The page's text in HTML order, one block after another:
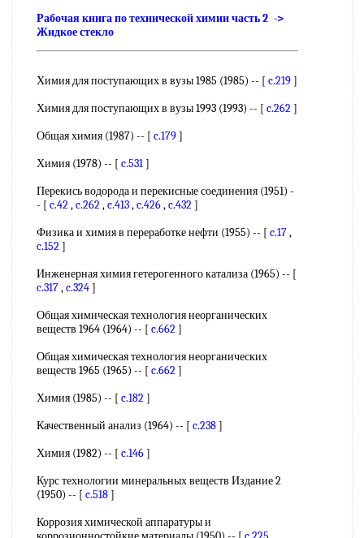
Рабочая книга по технической химии часть 2 ->
Жидкое стекло
Химия для поступающих в вузы 1985 (1985) -- [ c.219]
Химия для поступающих в вузы 1993 (1993) -- [ c.262]
Общая химия (1987) -- [ c.179]
Химия (1978) -- [ c.531]
Перекись водорода и перекисные соединения (1951) -
- [ c.42,c.262,c.413,c.426,c.432]
Физика и химия в переработке нефти (1955) -- [ c.17,
c.152]
Инженерная химия гетерогенного катализа (1965) -- [
c.317,c.324]
Общая химическая технология неорганических
веществ 1964 (1964) -- [ c.662]
Общая химическая технология неорганических
веществ 1965 (1965) -- [ c.662]
Химия (1985) -- [ c.182]
Качественный анализ (1964) -- [ c.238]
Химия (1982) -- [ c.146]
Курс технологии минеральных веществ Издание 2
(1950) -- [ c.518]
Коррозия химической аппаратуры и